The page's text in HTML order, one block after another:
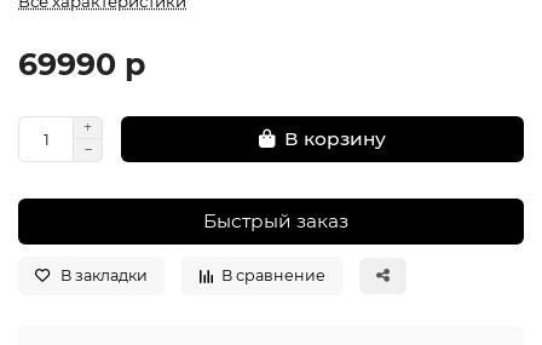
69990 р
В корзину
Быстрый заказ
В закладки В сравнение